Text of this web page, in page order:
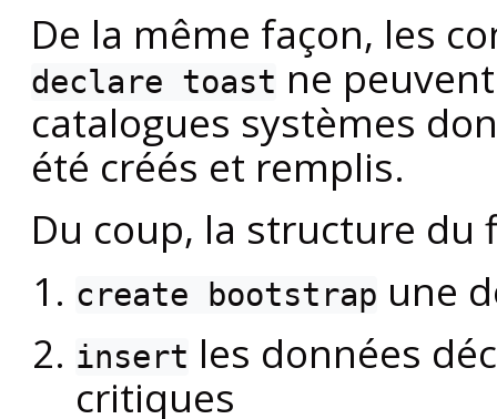
De la même façon, les
declare toast ne
catalogues systèmes
été créés et remplis.
Du coup, la structure du
create bootstrap une
insert les données
critiques